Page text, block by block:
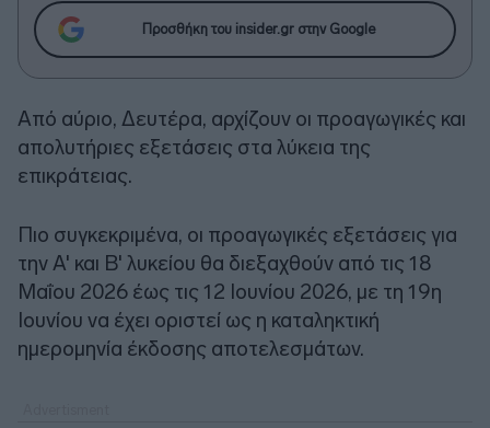
Προσθήκη του insider.gr στην Google
Από αύριο, Δευτέρα, αρχίζουν οι προαγωγικές και
απολυτήριες εξετάσεις στα λύκεια της
επικράτειας.
Πιο συγκεκριμένα, οι προαγωγικές εξετάσεις για
την Α' και Β' λυκείου θα διεξαχθούν από τις 18
Μαΐου 2026 έως τις 12 Ιουνίου 2026, με τη 19η
Ιουνίου να έχει οριστεί ως η καταληκτική
ημερομηνία έκδοσης αποτελεσμάτων.